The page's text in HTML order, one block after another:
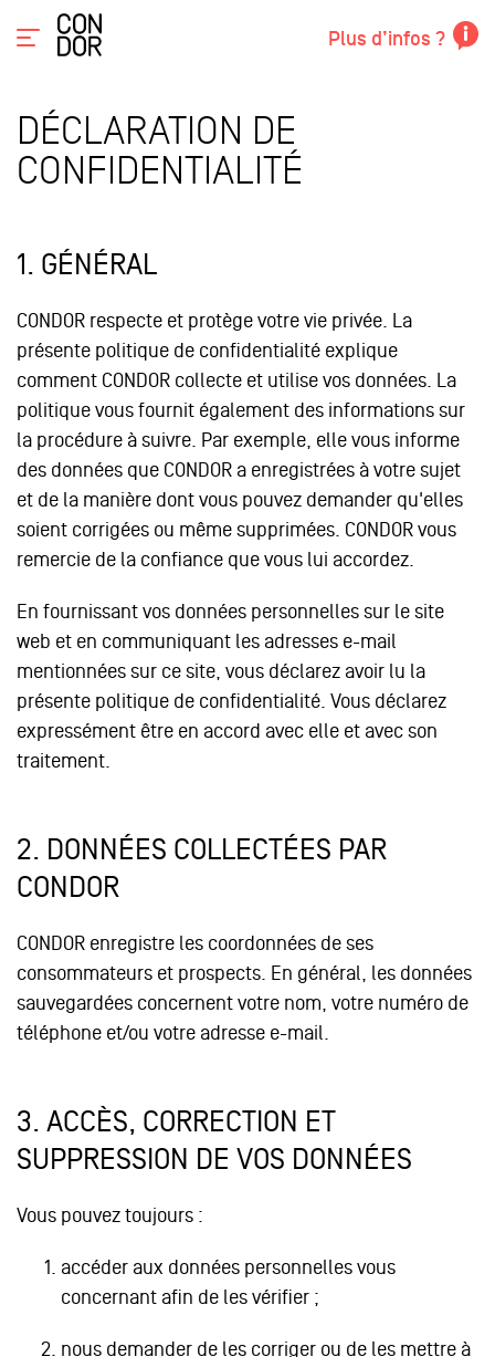
Plus d’infos ?
DÉCLARATION DE
CONFIDENTIALITÉ
1. GÉNÉRAL
CONDOR respecte et protège votre vie privée. La
présente politique de confidentialité explique
comment CONDOR collecte et utilise vos données. La
politique vous fournit également des informations sur
la procédure à suivre. Par exemple, elle vous informe
des données que CONDOR a enregistrées à votre sujet
et de la manière dont vous pouvez demander qu'elles
soient corrigées ou même supprimées. CONDOR vous
remercie de la confiance que vous lui accordez.
En fournissant vos données personnelles sur le site
web et en communiquant les adresses e-mail
mentionnées sur ce site, vous déclarez avoir lu la
présente politique de confidentialité. Vous déclarez
expressément être en accord avec elle et avec son
traitement.
2. DONNÉES COLLECTÉES PAR
CONDOR
CONDOR enregistre les coordonnées de ses
consommateurs et prospects. En général, les données
sauvegardées concernent votre nom, votre numéro de
téléphone et/ou votre adresse e-mail.
3. ACCÈS, CORRECTION ET
SUPPRESSION DE VOS DONNÉES
Vous pouvez toujours :
accéder aux données personnelles vous
concernant afin de les vérifier ;
nous demander de les corriger ou de les mettre à